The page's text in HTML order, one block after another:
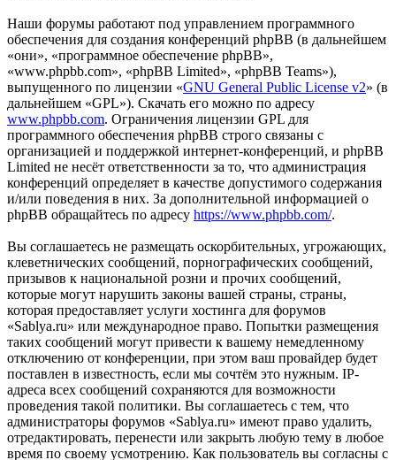
Наши форумы работают под управлением программного
обеспечения для создания конференций phpBB (в дальнейшем
«они», «программное обеспечение phpBB»,
«www.phpbb.com», «phpBB Limited», «phpBB Teams»),
выпущенного по лицензии «GNU General Public License v2» (в
дальнейшем «GPL»). Скачать его можно по адресу
www.phpbb.com. Ограничения лицензии GPL для
программного обеспечения phpBB строго связаны с
организацией и поддержкой интернет-конференций, и phpBB
Limited не несёт ответственности за то, что администрация
конференций определяет в качестве допустимого содержания
и/или поведения в них. За дополнительной информацией о
phpBB обращайтесь по адресу https://www.phpbb.com/.
Вы соглашаетесь не размещать оскорбительных, угрожающих,
клеветнических сообщений, порнографических сообщений,
призывов к национальной розни и прочих сообщений,
которые могут нарушить законы вашей страны, страны,
которая предоставляет услуги хостинга для форумов
«Sablya.ru» или международное право. Попытки размещения
таких сообщений могут привести к вашему немедленному
отключению от конференции, при этом ваш провайдер будет
поставлен в известность, если мы сочтём это нужным. IP-
адреса всех сообщений сохраняются для возможности
проведения такой политики. Вы соглашаетесь с тем, что
администраторы форумов «Sablya.ru» имеют право удалить,
отредактировать, перенести или закрыть любую тему в любое
время по своему усмотрению. Как пользователь вы согласны с